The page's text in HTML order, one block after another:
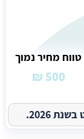
טווח מחיר נמוך
500 ₪
2026.